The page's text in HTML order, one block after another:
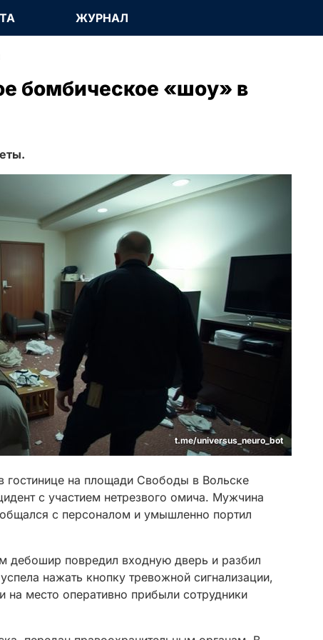
ЖУРНАЛ
бомбическое «шоу» в
t.me/universus_neuro_bot
гостинице на площади Свободы в Вольске
с участием нетрезвого омича. Мужчина
с персоналом и умышленно портил
дебошир повредил входную дверь и разбил
нажать кнопку тревожной сигнализации,
на место оперативно прибыли сотрудники